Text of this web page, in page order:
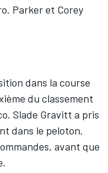
Parker et Corey
dans la course
du classement
Slade Gravitt a pris
dans le peloton.
avant que